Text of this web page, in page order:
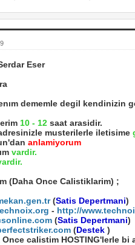
Eser
dememle degil kendinizin
10 - 12saat arasidir.
musterilerle iletisime
anlamiyorum
vardir.
(Daha Once Calistiklarim) ;
(Satis Depertmani)
- http://
(Satis Depertmani)
(Destek)
Once calistim HOSTING'lerle bi